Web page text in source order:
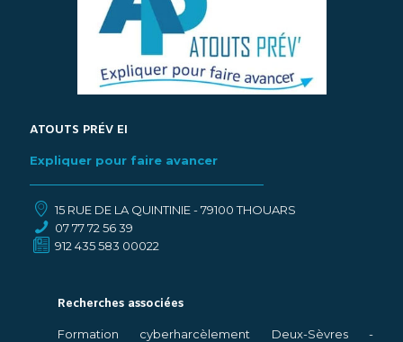
ATOUTS PRÉV EI
Expliquer pour faire avancer
15 RUE DE LA QUINTINIE - 79100 THOUARS
07 77 72 56 39
912 435 583 00022
Recherches associées
Formation cyberharcèlement Deux-Sèvres-